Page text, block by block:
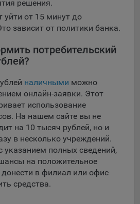
решения.
уйти от 15 минут до
зависит от политики банка.
потребительский
наличными можно
онлайн-заявки. Этот
использование
На нашем сайте вы не
на 10 тысяч рублей, но и
в несколько учреждений.
указанием полных сведений,
на положительное
в филиал или офис
средства.